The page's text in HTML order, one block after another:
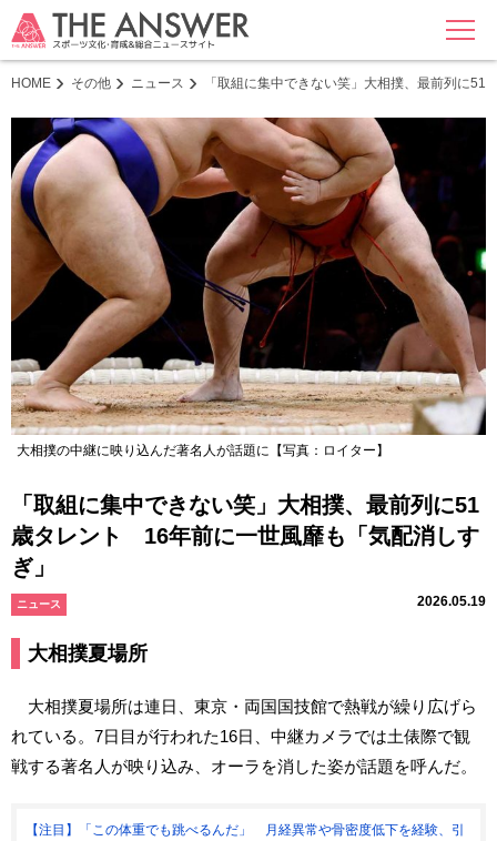
MENU
HOME その他 ニュース 「取組に集中できない笑」大相撲、最前列に
大相撲の中継に映り込んだ著名人が話題に【写真：ロイター】
「取組に集中できない笑」大相撲、最前列に51
歳タレント 16年前に一世風靡も「気配消しす
ぎ」
ニュース 2026.05.19
大相撲夏場所
大相撲夏場所は連日、東京・両国国技館で熱戦が繰り広げら
れている。7日目が行われた16日、中継カメラでは土俵際で観
戦する著名人が映り込み、オーラを消した姿が話題を呼んだ。
【注目】「この体重でも跳べるんだ」 月経異常や骨密度低下を経験、引